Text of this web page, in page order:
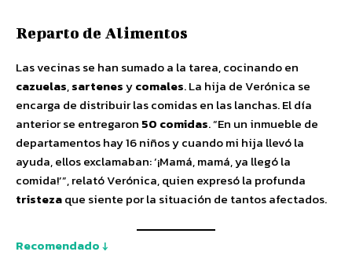
Reparto de Alimentos
Las vecinas se han sumado a la tarea, cocinando en
cazuelas,sartenesycomales. La hija de Verónica se
encarga de distribuir las comidas en las lanchas. El día
anterior se entregaron 50 comidas. “En un inmueble de
departamentos hay 16 niños y cuando mi hija llevó la
ayuda, ellos exclamaban: ‘¡Mamá, mamá, ya llegó la
comida!’”, relató Verónica, quien expresó la profunda
tristezaque siente por la situación de tantos afectados.
Recomendado ↓